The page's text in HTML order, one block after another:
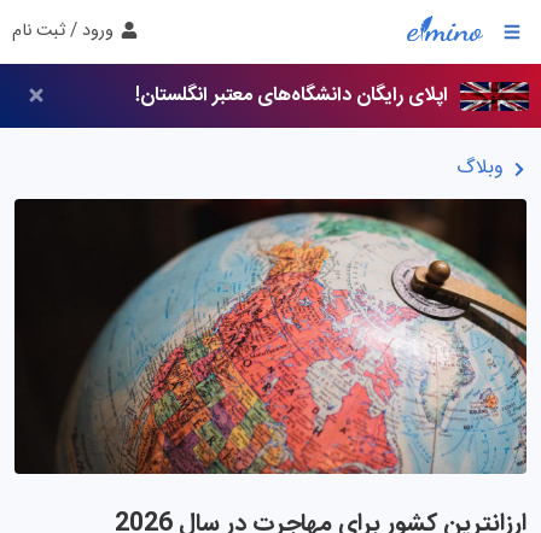
ورود / ثبت نام
اپلای رایگان دانشگاه‌های معتبر انگلستان!
وبلاگ
ارزانترین کشور برای مهاجرت در سال 2026